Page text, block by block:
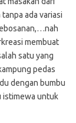
ada variasi
membuat
satu yang
pedas
dengan bumbu
istimewa untuk